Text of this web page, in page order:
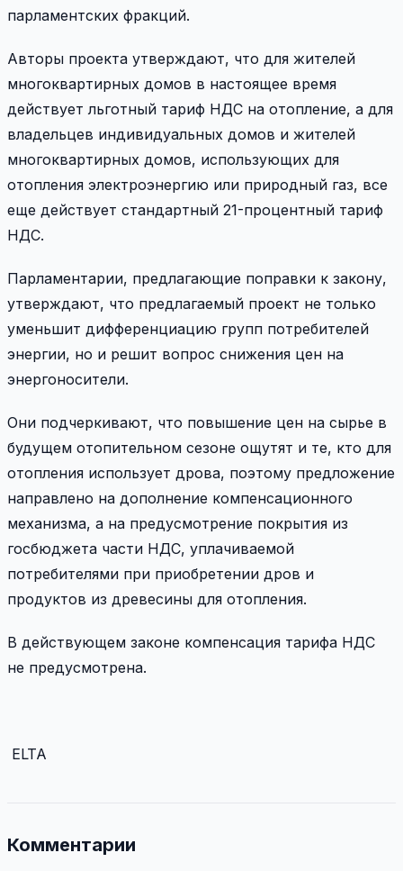
парламентских фракций.
Авторы проекта утверждают, что для жителей
многоквартирных домов в настоящее время
действует льготный тариф НДС на отопление, а для
владельцев индивидуальных домов и жителей
многоквартирных домов, использующих для
отопления электроэнергию или природный газ, все
еще действует стандартный 21-процентный тариф
НДС.
Парламентарии, предлагающие поправки к закону,
утверждают, что предлагаемый проект не только
уменьшит дифференциацию групп потребителей
энергии, но и решит вопрос снижения цен на
энергоносители.
Они подчеркивают, что повышение цен на сырье в
будущем отопительном сезоне ощутят и те, кто для
отопления использует дрова, поэтому предложение
направлено на дополнение компенсационного
механизма, а на предусмотрение покрытия из
госбюджета части НДС, уплачиваемой
потребителями при приобретении дров и
продуктов из древесины для отопления.
В действующем законе компенсация тарифа НДС
не предусмотрена.
ELTA
Комментарии